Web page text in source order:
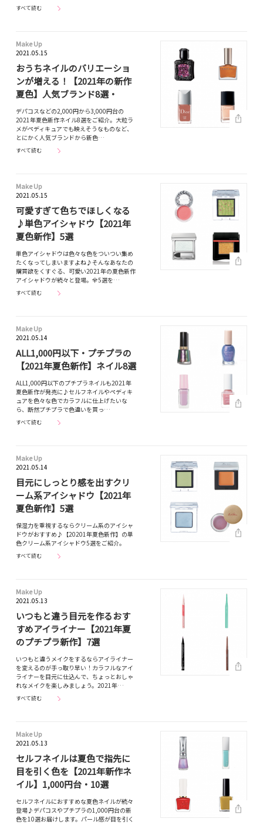
すべて読む
Make Up
2021.05.15
おうちネイルのバリエーショ
ンが増える！【2021年の新作
夏色】人気ブランド8選・
デパコスなどの2,000円から3,000円台の
2021年夏色新作ネイル8選をご紹介。大粒ラ
メがペディキュアでも映えそうなものなど、
とにかく人気ブランドから新色…
すべて読む
Make Up
2021.05.15
可愛すぎて色ちでほしくなる
♪単色アイシャドウ【2021年
夏色新作】5選
単色アイシャドウは色々な色をついつい集め
たくなってしまいますよね♪そんなあなたの
購買欲をくすぐる、可愛い2021年の夏色新作
アイシャドウが続々と登場。全5選を…
すべて読む
Make Up
2021.05.14
ALL1,000円以下・プチプラの
【2021年夏色新作】ネイル8選
ALL1,000円以下のプチプラネイルも2021年
夏色新作が発売に♪セルフネイルやペディキ
ュアを色々な色でカラフルに仕上げたいな
ら、断然プチプラで色違いを買っ…
すべて読む
Make Up
2021.05.14
目元にしっとり感を出すクリ
ーム系アイシャドウ【2021年
夏色新作】5選
保湿力を重視するならクリーム系のアイシャ
ドウがおすすめ♪【20201年夏色新作】の単
色クリーム系アイシャドウ5選をご紹介。
すべて読む
Make Up
2021.05.13
いつもと違う目元を作るおす
すめアイライナー【2021年夏
のプチプラ新作】7選
いつもと違うメイクをするならアイライナー
を変えるのが手っ取り早い！カラフルなアイ
ライナーを目元に仕込んで、ちょっとおしゃ
れなメイクを楽しみましょう。2021年…
すべて読む
Make Up
2021.05.13
セルフネイルは夏色で指先に
目を引く色を【2021年新作ネ
イル】1,000円台・10選
セルフネイルにおすすめな夏色ネイルが続々
登場♪デパコスやプチプラの1,000円台の新
色を10選お届けします。パール感が目を引く